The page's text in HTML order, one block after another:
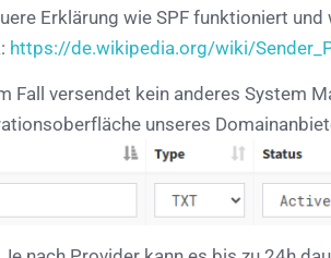
Erklärung wie SPF funktioniert
https://de.wikipedia.org/wiki/
Fall versendet kein anderes System
unseres